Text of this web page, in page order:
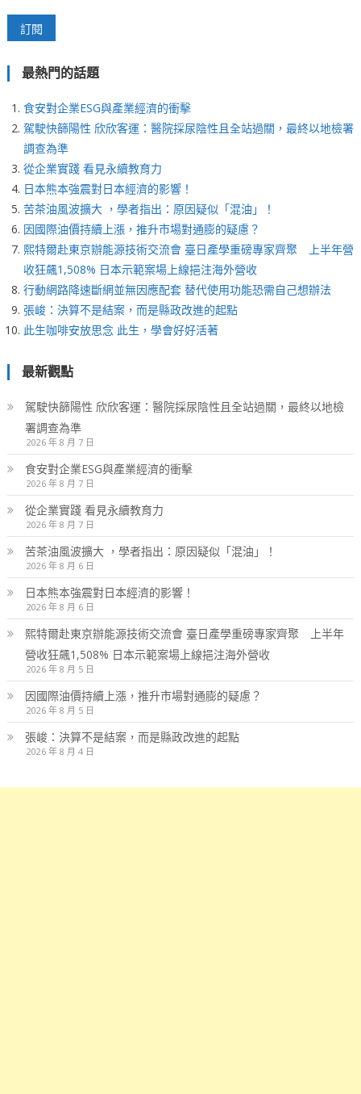
最熱門的話題
食安對企業ESG與產業經濟的衝擊
駕駛快篩陽性 欣欣客運：醫院採尿陰性且全站過關，最終以地檢署
調查為準
從企業實踐 看見永續教育力
日本熊本強震對日本經濟的影響！
苦茶油風波擴大 ，學者指出：原因疑似「混油」！
因國際油價持續上漲，推升市場對通膨的疑慮？
熙特爾赴東京辦能源技術交流會 臺日產學重磅專家齊聚 上半年營
收狂飆1,508% 日本示範案場上線挹注海外營收
行動網路降速斷網並無因應配套 替代使用功能恐需自己想辦法
張峻：決算不是結案，而是縣政改進的起點
此生咖啡安放思念 此生，學會好好活著
最新觀點
駕駛快篩陽性 欣欣客運：醫院採尿陰性且全站過關，最終以地檢
署調查為準
2026 年 8 月 7 日
食安對企業ESG與產業經濟的衝擊
2026 年 8 月 7 日
從企業實踐 看見永續教育力
2026 年 8 月 7 日
苦茶油風波擴大 ，學者指出：原因疑似「混油」！
2026 年 8 月 6 日
日本熊本強震對日本經濟的影響！
2026 年 8 月 6 日
熙特爾赴東京辦能源技術交流會 臺日產學重磅專家齊聚 上半年
營收狂飆1,508% 日本示範案場上線挹注海外營收
2026 年 8 月 5 日
因國際油價持續上漲，推升市場對通膨的疑慮？
2026 年 8 月 5 日
張峻：決算不是結案，而是縣政改進的起點
2026 年 8 月 4 日